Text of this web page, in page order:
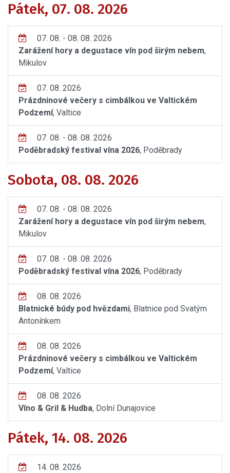
Pátek, 07. 08. 2026
07. 08. - 08. 08. 2026
Zarážení hory a degustace vín pod širým nebem,
Mikulov
07. 08. 2026
Prázdninové večery s cimbálkou ve Valtickém
Podzemí, Valtice
07. 08. - 08. 08. 2026
Poděbradský festival vína 2026, Poděbrady
Sobota, 08. 08. 2026
07. 08. - 08. 08. 2026
Zarážení hory a degustace vín pod širým nebem,
Mikulov
07. 08. - 08. 08. 2026
Poděbradský festival vína 2026, Poděbrady
08. 08. 2026
Blatnické búdy pod hvězdami, Blatnice pod Svatým
Antonínkem
08. 08. 2026
Prázdninové večery s cimbálkou ve Valtickém
Podzemí, Valtice
08. 08. 2026
Víno & Gril & Hudba, Dolní Dunajovice
Pátek, 14. 08. 2026
14. 08. 2026